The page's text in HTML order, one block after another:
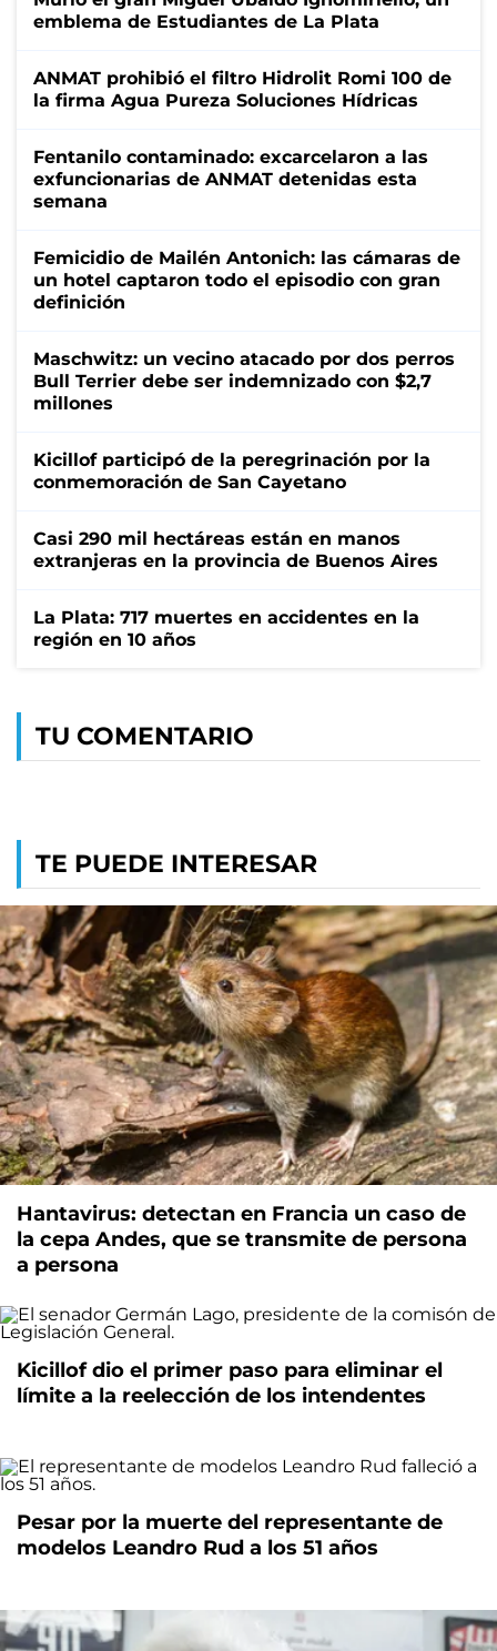
emblema de Estudiantes de La Plata
ANMAT prohibió el filtro Hidrolit Romi 100 de
la firma Agua Pureza Soluciones Hídricas
Fentanilo contaminado: excarcelaron a las
exfuncionarias de ANMAT detenidas esta
semana
Femicidio de Mailén Antonich: las cámaras de
un hotel captaron todo el episodio con gran
definición
Maschwitz: un vecino atacado por dos perros
Bull Terrier debe ser indemnizado con $2,7
millones
Kicillof participó de la peregrinación por la
conmemoración de San Cayetano
Casi 290 mil hectáreas están en manos
extranjeras en la provincia de Buenos Aires
La Plata: 717 muertes en accidentes en la
región en 10 años
TU COMENTARIO
TE PUEDE INTERESAR
Hantavirus: detectan en Francia un caso de
la cepa Andes, que se transmite de persona
a persona
Kicillof dio el primer paso para eliminar el
límite a la reelección de los intendentes
Pesar por la muerte del representante de
modelos Leandro Rud a los 51 años